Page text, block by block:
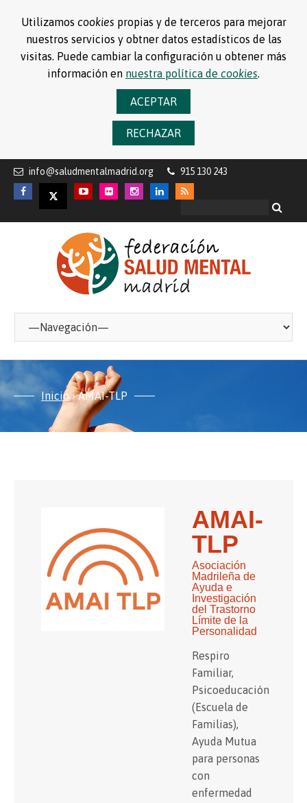
Utilizamos cookies propias y de terceros para mejorar
nuestros servicios y obtner datos estadísticos de las
visitas. Puede cambiar la configuración u obtener más
información en nuestra política de cookies.
ACEPTAR
RECHAZAR
info@saludmentalmadrid.org 915 130 243
Inicio› AMAI-TLP
AMAI-
TLP
Asociación
Madrileña de
Ayuda e
Investigación
del Trastorno
Límite de la
Personalidad
Respiro
Familiar,
Psicoeducación
(Escuela de
Familias),
Ayuda Mutua
para personas
con
enfermedad